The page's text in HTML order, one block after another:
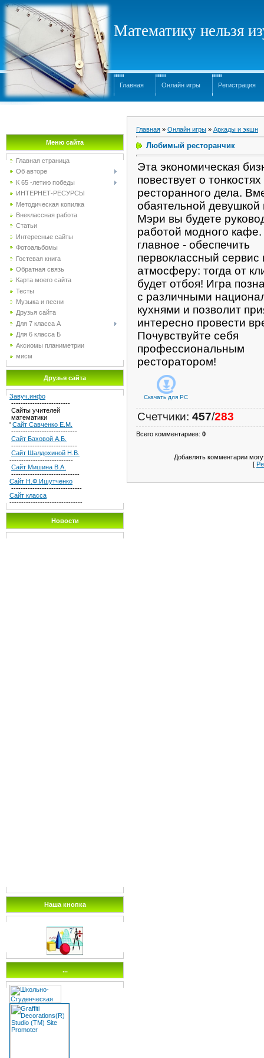
Математику нельзя
Главная Онлайн игры Регистрация
Меню сайта
Главная страница
Об авторе
К 65 -летию победы
ИНТЕРНЕТ-РЕСУРСЫ
Методическая копилка
Внеклассная работа
Статьи
Интересные сайты
Фотоальбомы
Гостевая книга
Обратная связь
Карта моего сайта
Тесты
Музыка и песни
Друзья сайта
Для 7 класса А
Для 6 класса Б
Аксиомы планиметрии
мисм
Друзья сайта
Завуч.инфо
-------------------------
Сайты учителей
математики
' Сайт Савченко Е.М.
----------------------------
Сайт Баховой А.Б.
----------------------------
Сайт Шалдохиной Н.В.
---------------------------
Сайт Мишина В.А.
-----------------------------
Сайт Н.Ф.Ишутченко
------------------------------
Сайт класса
-------------------------------
Новости
Наша кнопка
...
Главная » Онлайн игры » Аркады и экшн
Любимый ресторанчик
Эта экономическая
повествует о тонкостях
ресторанного дела.
обаятельной
Мэри вы будете
работой модного
главное - обеспечить
первоклассный сервис
атмосферу: тогда от
будет отбоя! Игра
с различными
кухнями и позволит
интересно провести
Почувствуйте себя
профессиональным
ресторатором!
Скачать для PC
Счетчики: 457/283
Всего комментариев: 0
Добавлять комментарии
[